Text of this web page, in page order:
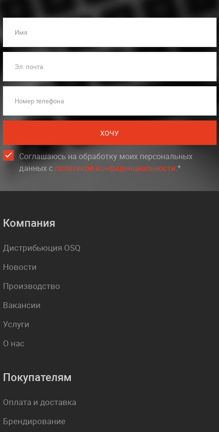
Имя
Эл. почта
Номер телефона
ХОЧУ
Соглашаюсь на обработку моих персональных
данных c политикой конфиденциальности.*
Компания
Дистрибьюция OSQ
Новости
Производство
Вакансии
Услуги
О нас
Покупателям
Оплата и доставка
Брендирование